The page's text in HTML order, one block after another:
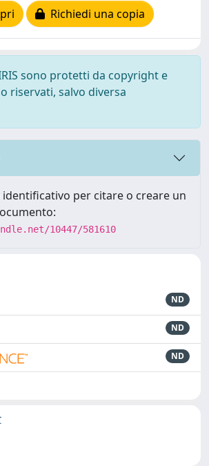
Richiedi una copia
sono protetti da copyright e
riservati, salvo diversa
per citare o creare un
10447/581610
ND
ND
ND